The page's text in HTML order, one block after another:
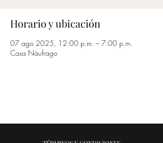
Horario y ubicación
07 ago 2025, 12:00 p.m. – 7:00 p.m.
Casa Nàufrago